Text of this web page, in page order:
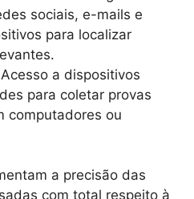
sociais, e-mails e
para localizar
a dispositivos
para coletar provas
computadores ou
a precisão das
com total respeito à